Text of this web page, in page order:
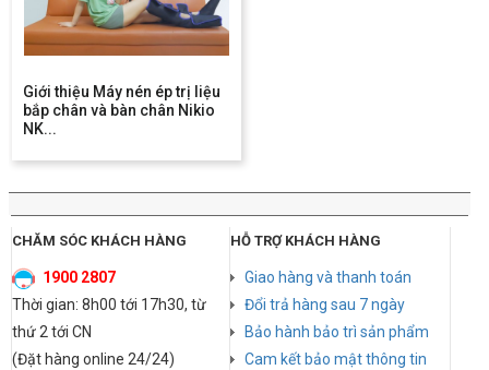
Giới thiệu Máy nén ép trị liệu
bắp chân và bàn chân Nikio
NK...
CHĂM SÓC KHÁCH HÀNG
1900 2807
Thời gian: 8h00 tới 17h30, từ
thứ 2 tới CN
(Đặt hàng online 24/24)
HỖ TRỢ KHÁCH HÀNG
Giao hàng và thanh toán
Đổi trả hàng sau 7 ngày
Bảo hành bảo trì sản phẩm
Cam kết bảo mật thông tin